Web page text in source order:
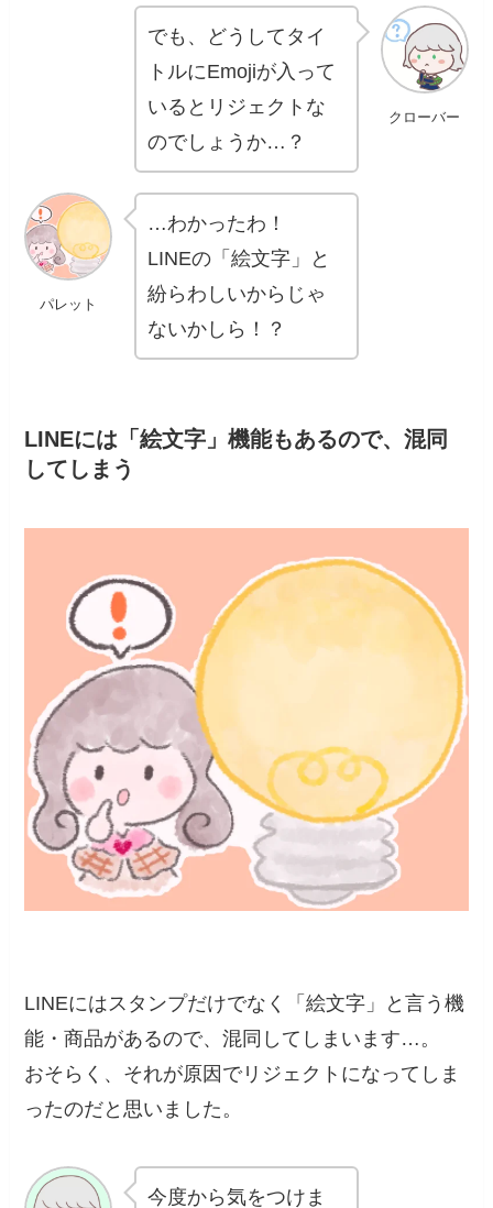
クローバー
でも、どうしてタイ
トルにEmojiが入って
いるとリジェクトな
のでしょうか…？
パレット
…わかったわ！
LINEの「絵文字」と
紛らわしいからじゃ
ないかしら！？
LINEには「絵文字」機能もあるので、混同
してしまう
LINEにはスタンプだけでなく「絵文字」と言う機
能・商品があるので、混同してしまいます…。
おそらく、それが原因でリジェクトになってしま
ったのだと思いました。
今度から気をつけま